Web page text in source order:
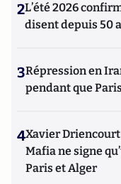
2L’été 2026
disent depuis 50
3Répression en
pendant que
4Xavier Driencourt
Mafia ne signe
Paris et Alger